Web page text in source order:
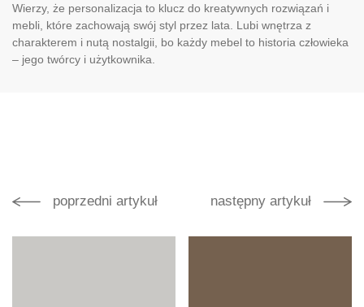
Wierzy, że personalizacja to klucz do kreatywnych rozwiązań i
mebli, które zachowają swój styl przez lata. Lubi wnętrza z
charakterem i nutą nostalgii, bo każdy mebel to historia człowieka
– jego twórcy i użytkownika.
poprzedni artykuł następny artykuł